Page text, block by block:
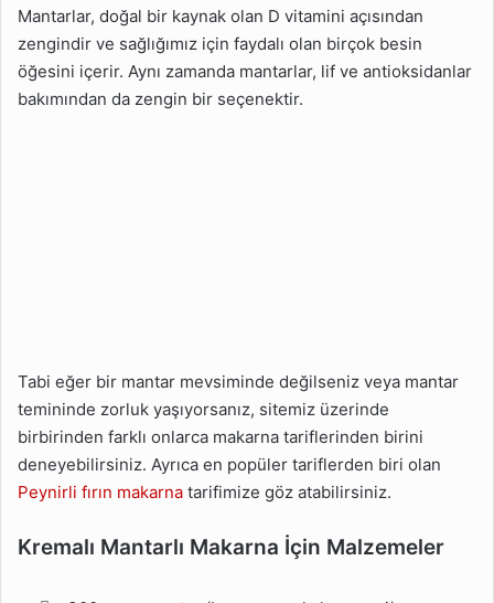
Mantarlar, doğal bir kaynak olan D vitamini açısından
zengindir ve sağlığımız için faydalı olan birçok besin
öğesini içerir. Aynı zamanda mantarlar, lif ve antioksidanlar
bakımından da zengin bir seçenektir.
Tabi eğer bir mantar mevsiminde değilseniz veya mantar
temininde zorluk yaşıyorsanız, sitemiz üzerinde
birbirinden farklı onlarca makarna tariflerinden birini
deneyebilirsiniz. Ayrıca en popüler tariflerden biri olan
Peynirli fırın makarna tarifimize göz atabilirsiniz.
Kremalı Mantarlı Makarna İçin Malzemeler